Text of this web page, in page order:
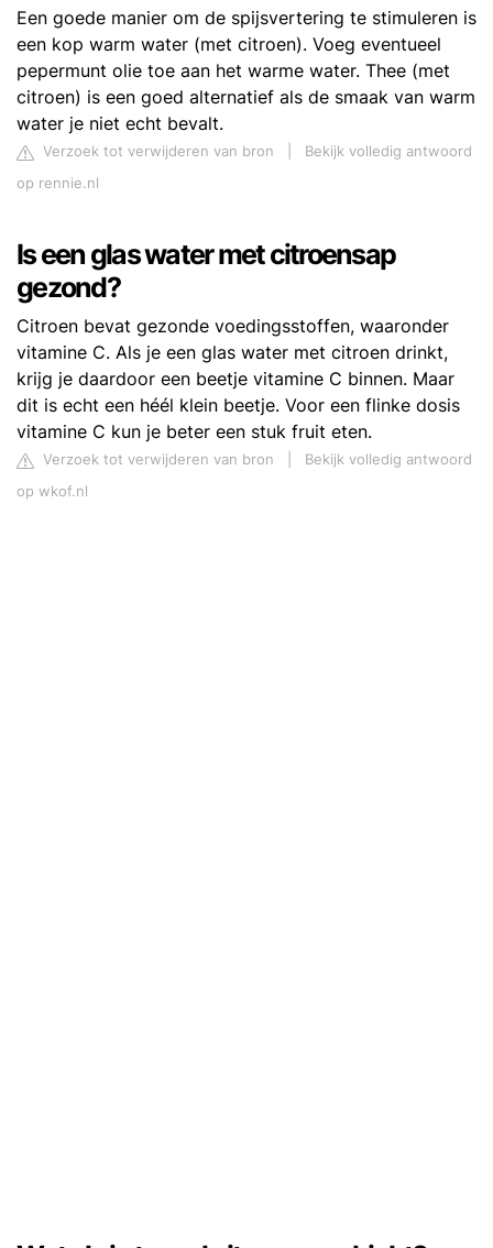
Een goede manier om de spijsvertering te stimuleren is
een kop warm water (met citroen). Voeg eventueel
pepermunt olie toe aan het warme water. Thee (met
citroen) is een goed alternatief als de smaak van warm
water je niet echt bevalt.
Verzoek tot verwijderen van bron
Bekijk volledig antwoord
op rennie.nl
Is een glas water met citroensap
gezond?
Citroen bevat gezonde voedingsstoffen, waaronder
vitamine C. Als je een glas water met citroen drinkt,
krijg je daardoor een beetje vitamine C binnen. Maar
dit is echt een héél klein beetje. Voor een flinke dosis
vitamine C kun je beter een stuk fruit eten.
Verzoek tot verwijderen van bron
Bekijk volledig antwoord
op wkof.nl